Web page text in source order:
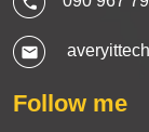
Follow me